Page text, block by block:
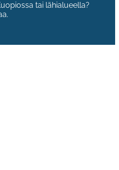
tai lähialueella?